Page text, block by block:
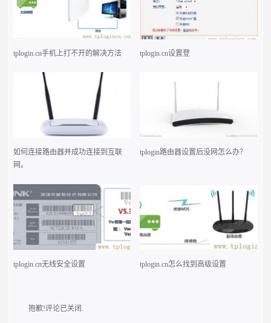
tplogin.cn手机上打不开的解决方法 tplogin.cn设置登
如何连接路由器并成功连接到互联
网。
tplogin路由器设置后没网怎么办？
tplogin.cn无线安全设置 tplogin.cn怎么找到高级设置
抱歉!评论已关闭.